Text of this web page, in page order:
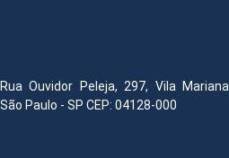
Rua Ouvidor Peleja, 297, Vila Mariana
São Paulo - SP CEP: 04128-000